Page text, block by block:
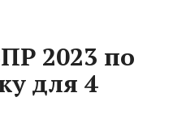
2023 по
для 4